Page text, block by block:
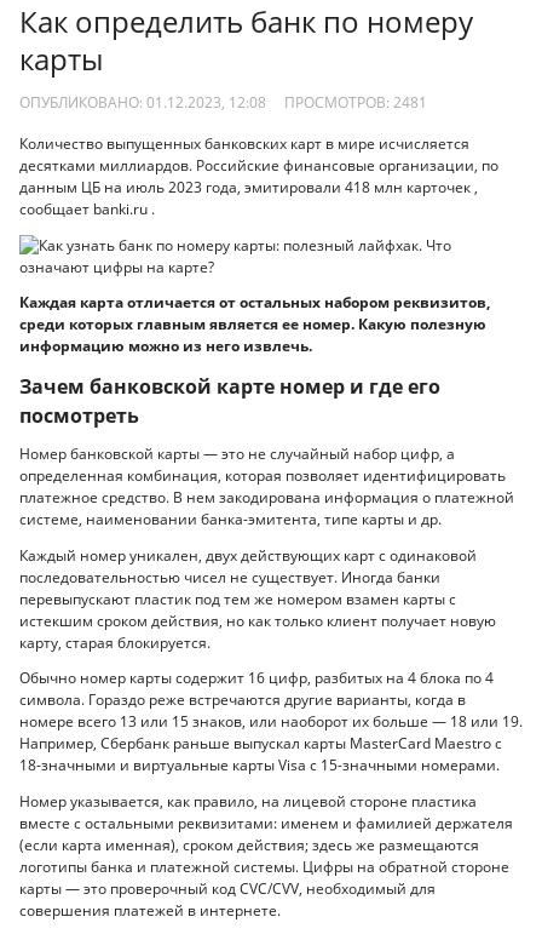
Как определить банк по номеру
карты
ОПУБЛИКОВАНО: 01.12.2023, 12:08 ПРОСМОТРОВ: 2481
Количество выпущенных банковских карт в мире исчисляется
десятками миллиардов. Российские финансовые организации, по
данным ЦБ на июль 2023 года, эмитировали 418 млн карточек ,
сообщает banki.ru .
Каждая карта отличается от остальных набором реквизитов,
среди которых главным является ее номер. Какую полезную
информацию можно из него извлечь.
Зачем банковской карте номер и где его
посмотреть
Номер банковской карты — это не случайный набор цифр, а
определенная комбинация, которая позволяет идентифицировать
платежное средство. В нем закодирована информация о платежной
системе, наименовании банка-эмитента, типе карты и др.
Каждый номер уникален, двух действующих карт с одинаковой
последовательностью чисел не существует. Иногда банки
перевыпускают пластик под тем же номером взамен карты с
истекшим сроком действия, но как только клиент получает новую
карту, старая блокируется.
Обычно номер карты содержит 16 цифр, разбитых на 4 блока по 4
символа. Гораздо реже встречаются другие варианты, когда в
номере всего 13 или 15 знаков, или наоборот их больше — 18 или 19.
Например, Сбербанк раньше выпускал карты MasterCard Maestro с
18-значными и виртуальные карты Visa с 15-значными номерами.
Номер указывается, как правило, на лицевой стороне пластика
вместе с остальными реквизитами: именем и фамилией держателя
(если карта именная), сроком действия; здесь же размещаются
логотипы банка и платежной системы. Цифры на обратной стороне
карты — это проверочный код CVC/CVV, необходимый для
совершения платежей в интернете.